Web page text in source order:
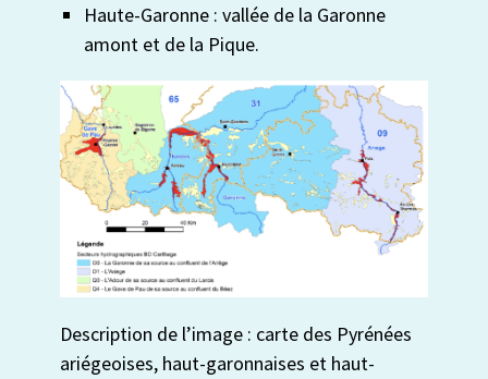
Haute-Garonne : vallée de la Garonne
amont et de la Pique.
Description de l’image : carte des Pyrénées
ariégeoises, haut-garonnaises et haut-